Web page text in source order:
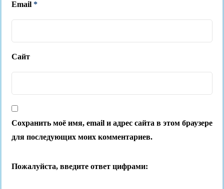
Email *
Сайт
Сохранить моё имя, email и адрес сайта в этом браузере
для последующих моих комментариев.
Пожалуйста, введите ответ цифрами: